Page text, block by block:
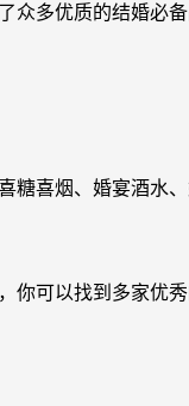
众多优质的结婚必
糖喜烟、婚宴酒水
你可以找到多家优